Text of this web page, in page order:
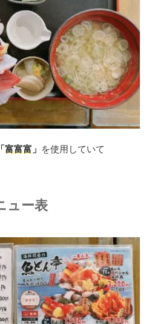
「富富富 」 を使用していて
ュー表